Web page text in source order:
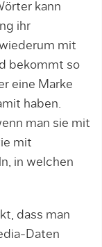
kann
ihr
mit
bekommt so
eine Marke
haben.
man sie mit
mit
in welchen
dass man
Daten